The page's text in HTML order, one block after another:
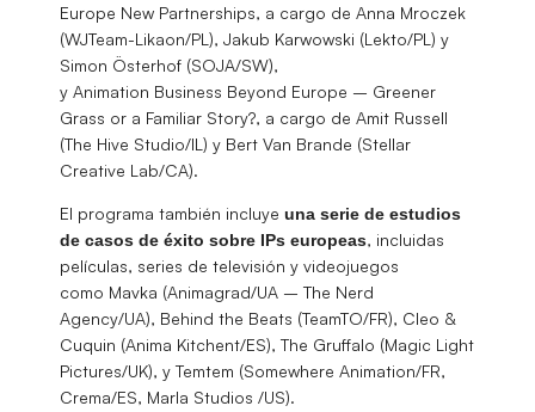
Europe New Partnerships, a cargo de Anna Mroczek
(WJTeam-Likaon/PL), Jakub Karwowski (Lekto/PL) y
Simon Österhof (SOJA/SW),
y Animation Business Beyond Europe – Greener
Grass or a Familiar Story?, a cargo de Amit Russell
(The Hive Studio/IL) y Bert Van Brande (Stellar
Creative Lab/CA).
El programa también incluye una serie de estudios
de casos de éxito sobre IPs europeas, incluidas
películas, series de televisión y videojuegos
como Mavka (Animagrad/UA – The Nerd
Agency/UA), Behind the Beats (TeamTO/FR), Cleo &
Cuquin (Anima Kitchent/ES), The Gruffalo (Magic Light
Pictures/UK), y Temtem (Somewhere Animation/FR,
Crema/ES, Marla Studios /US).